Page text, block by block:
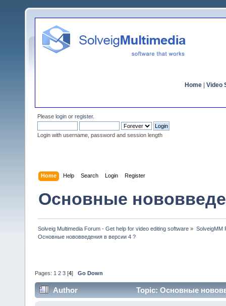
Home Video
Please login or register.
Login with username, password and session length
Home Help Search Login Register
Основные
Solveig Multimedia Forum - Get help for video editing software » SolveigMM
Основные нововведения в версии 4 ?
Pages: 1 2 3 [4] Go Down
Author Topic: Основные